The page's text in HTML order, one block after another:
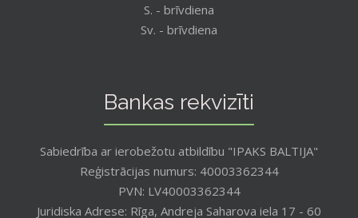
S. - brīvdiena
Sv. - brīvdiena
Bankas rekvizīti
Sabiedrība ar ierobežotu atbildību "IPAKS BALTIJA"
Reģistrācijas numurs: 40003362344
PVN: LV40003362344
Juridiska Adrese: Rīga, Andreja Saharova iela 17 - 60